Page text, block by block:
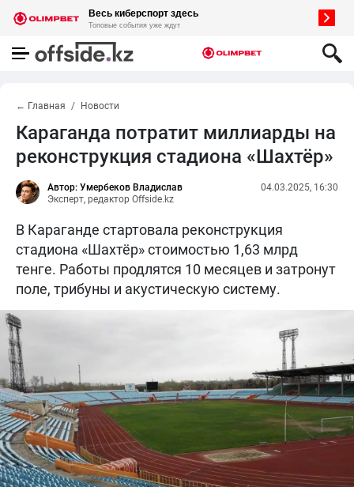
← Главная Новости
Караганда потратит миллиарды на
реконструкция стадиона «Шахтёр»
Автор: Умербеков Владислав
Эксперт, редактор Offside.kz
04.03.2025, 16:30
В Караганде стартовала реконструкция
стадиона «Шахтёр» стоимостью 1,63 млрд
тенге. Работы продлятся 10 месяцев и затронут
поле, трибуны и акустическую систему.